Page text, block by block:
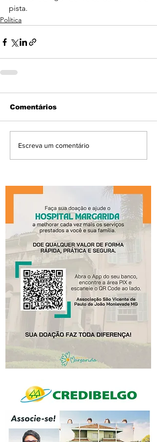
pista.
Política
Comentários
Escreva um comentário